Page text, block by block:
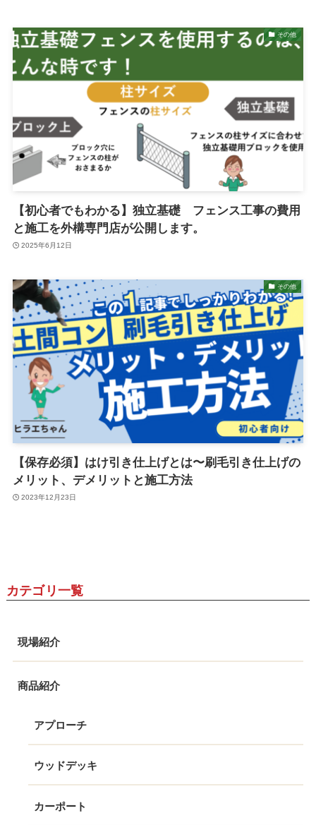
その他
【初心者でもわかる】独立基礎 フェンス工事の費用
と施工を外構専門店が公開します。
2025年6月12日
その他
【保存必須】はけ引き仕上げとは〜刷毛引き仕上げの
メリット、デメリットと施工方法
2023年12月23日
カテゴリ一覧
現場紹介
商品紹介
アプローチ
ウッドデッキ
カーポート